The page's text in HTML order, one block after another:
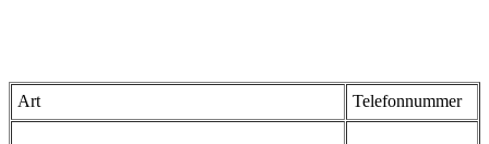
Art Telefonnummer